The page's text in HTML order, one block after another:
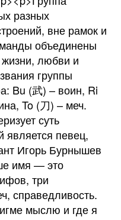
разных
вне рамок и
объединены
любви и
группы
Bu (武) – воин, Ri
To (刀) – меч.
суть
является певец,
Игорь Бурнышев
имя — это
три
справедливость.
мыслю и где я